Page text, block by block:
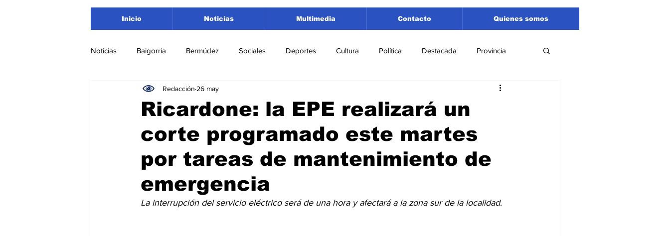
Inicio Noticias Multimedia Contacto Quienes somos
Noticias Baigorria Bermúdez Sociales Deportes Cultura Política Destacada Provincia
Nacionales Beltrán San Lorenzo Santa Fe
Roldán Departamento San Lorenzo Pujato Turismo Economía Liga Sanlorencina
Ricardone: la EPE realizará un
corte programado este martes
por tareas de mantenimiento de
emergencia
Redacción 26 may
La interrupción del servicio eléctrico será de una hora y afectará a la zona sur de la localidad.